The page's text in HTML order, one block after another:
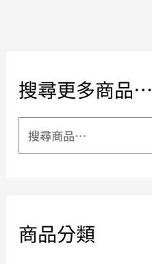
搜尋更多商品…
商品分類